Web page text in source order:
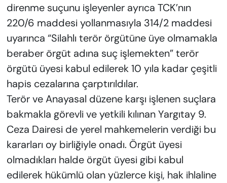
direnme suçunu işleyenler ayrıca TCK’nın
220/6 maddesi yollanmasıyla 314/2 maddesi
uyarınca “Silahlı terör örgütüne üye olmamakla
beraber örgüt adına suç işlemekten” terör
örgütü üyesi kabul edilerek 10 yıla kadar çeşitli
hapis cezalarına çarptırıldılar.
Terör ve Anayasal düzene karşı işlenen suçlara
bakmakla görevli ve yetkili kılınan Yargıtay 9.
Ceza Dairesi de yerel mahkemelerin verdiği bu
kararları oy birliğiyle onadı. Örgüt üyesi
olmadıkları halde örgüt üyesi gibi kabul
edilerek hükümlü olan yüzlerce kişi, hak ihlaline